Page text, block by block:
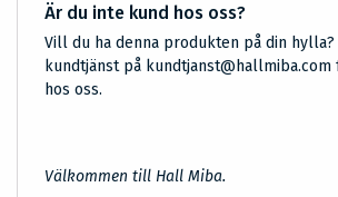
Är du inte kund hos oss?
Vill du ha denna produkten på din
kundtjänst på
hos oss.
Välkommen till Hall Miba.